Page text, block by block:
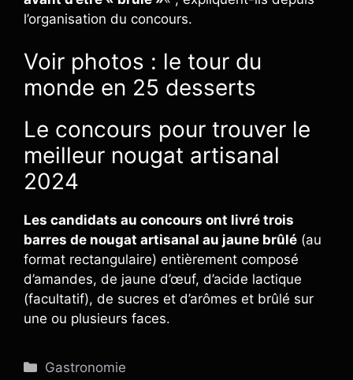
l’organisation du concours.
Voir photos : le tour du
monde en 25 desserts
Le concours pour trouver le
meilleur nougat artisanal
2024
Les candidats au concours ont livré trois
barres de nougat artisanal au jaune brûlé (au
format rectangulaire) entièrement composé
d’amandes, de jaune d’œuf, d’acide lactique
(facultatif), de sucres et d’arômes et brûlé sur
une ou plusieurs faces.
Catégories
Gastronomie